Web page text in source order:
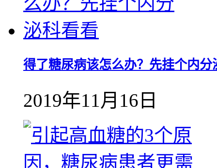
得了糖尿病该怎么办？先挂个内分
2019年11月16日